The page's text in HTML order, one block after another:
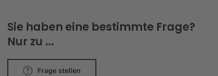
Sie haben eine bestimmte Frage?
Nur zu ...
Frage stellen